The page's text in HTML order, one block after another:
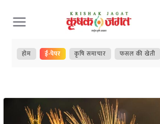
Skip
to
content
होम ई-पेपर कृषि समाचार फसल की खेती